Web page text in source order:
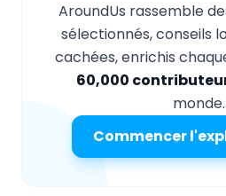
AroundUs rassemble
sélectionnés, conseils
cachées, enrichis
60,000
monde.
Commencer